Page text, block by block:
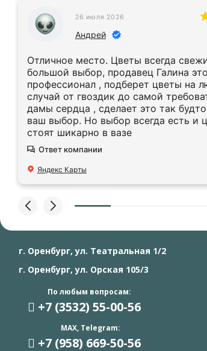
26 июля 2026
Андрей
Отличное место. Цветы всегда
большой выбор, продавец Галина это
профессионал , подберет цветы на
случай от гвоздик до самой
дамы сердца , сделает это так
ваш выбор. Но выбор всегда есть и
стоят шикарно в вазе
Ответ компании
Яндекс Карты
г. Оренбург, ул. Театральная 1/2
г. Оренбург, ул. Орская 105/3
По любым вопросам:
+7 (3532) 55-00-56
MAX, Telegram:
+7 (958) 669-50-56